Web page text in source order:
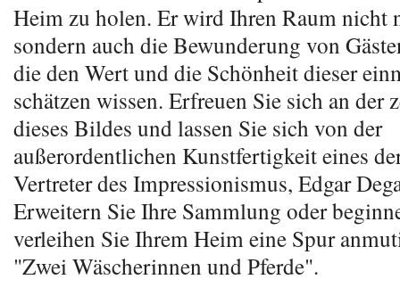
Heim zu holen. Er wird Ihren Raum nicht
sondern auch die Bewunderung von
die den Wert und die Schönheit dieser
schätzen wissen. Erfreuen Sie sich an der
dieses Bildes und lassen Sie sich von der
außerordentlichen Kunstfertigkeit eines
Vertreter des Impressionismus, Edgar
Erweitern Sie Ihre Sammlung oder
verleihen Sie Ihrem Heim eine Spur
"Zwei Wäscherinnen und Pferde".